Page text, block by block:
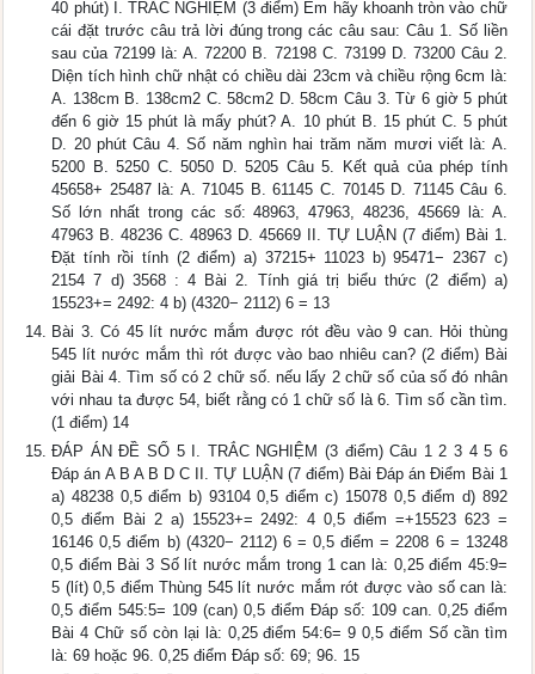
40 phút) I. TRẮC NGHIỆM (3 điểm) Em hãy khoanh tròn vào chữ
cái đặt trước câu trả lời đúng trong các câu sau: Câu 1. Số liền
sau của 72199 là: A. 72200 B. 72198 C. 73199 D. 73200 Câu 2.
Diện tích hình chữ nhật có chiều dài 23cm và chiều rộng 6cm là:
A. 138cm B. 138cm2 C. 58cm2 D. 58cm Câu 3. Từ 6 giờ 5 phút
đến 6 giờ 15 phút là mấy phút? A. 10 phút B. 15 phút C. 5 phút
D. 20 phút Câu 4. Số năm nghìn hai trăm năm mươi viết là: A.
5200 B. 5250 C. 5050 D. 5205 Câu 5. Kết quả của phép tính
45658+ 25487 là: A. 71045 B. 61145 C. 70145 D. 71145 Câu 6.
Số lớn nhất trong các số: 48963, 47963, 48236, 45669 là: A.
47963 B. 48236 C. 48963 D. 45669 II. TỰ LUẬN (7 điểm) Bài 1.
Đặt tính rồi tính (2 điểm) a) 37215+ 11023 b) 95471− 2367 c)
2154 7 d) 3568 : 4 Bài 2. Tính giá trị biểu thức (2 điểm) a)
15523+= 2492: 4 b) (4320− 2112) 6 = 13
Bài 3. Có 45 lít nước mắm được rót đều vào 9 can. Hỏi thùng
545 lít nước mắm thì rót được vào bao nhiêu can? (2 điểm) Bài
giải Bài 4. Tìm số có 2 chữ số. nếu lấy 2 chữ số của số đó nhân
với nhau ta được 54, biết rằng có 1 chữ số là 6. Tìm số cần tìm.
(1 điểm) 14
ĐÁP ÁN ĐỀ SỐ 5 I. TRẮC NGHIỆM (3 điểm) Câu 1 2 3 4 5 6
Đáp án A B A B D C II. TỰ LUẬN (7 điểm) Bài Đáp án Điểm Bài 1
a) 48238 0,5 điểm b) 93104 0,5 điểm c) 15078 0,5 điểm d) 892
0,5 điểm Bài 2 a) 15523+= 2492: 4 0,5 điểm =+15523 623 =
16146 0,5 điểm b) (4320− 2112) 6 = 0,5 điểm = 2208 6 = 13248
0,5 điểm Bài 3 Số lít nước mắm trong 1 can là: 0,25 điểm 45:9=
5 (lít) 0,5 điểm Thùng 545 lít nước mắm rót được vào số can là:
0,5 điểm 545:5= 109 (can) 0,5 điểm Đáp số: 109 can. 0,25 điểm
Bài 4 Chữ số còn lại là: 0,25 điểm 54:6= 9 0,5 điểm Số cần tìm
là: 69 hoặc 96. 0,25 điểm Đáp số: 69; 96. 15